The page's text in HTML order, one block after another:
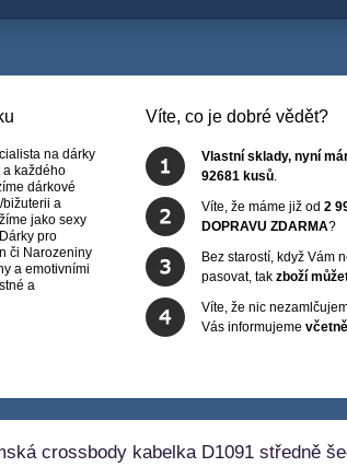
na dárky
každého
dárkové
bižuterii a
jako sexy
pro
či Narozeniny
a emotivními
a
Víte, co je dobré vědět?
Vlastní sklady, nyní
92681 kusů.
Víte, že máme již od 2
DOPRAVU ZDARMA?
Bez starostí, když Vám
pasovat, tak zboží
Víte, že nic
Vás informujeme
crossbody kabelka D1091 středně